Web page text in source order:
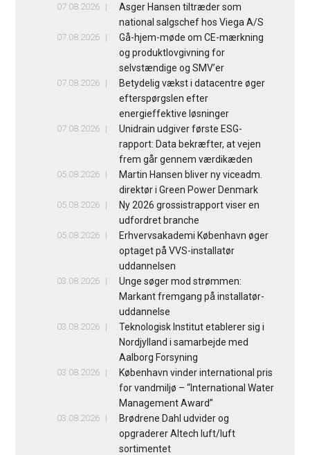
07.08.2026
Asger Hansen tiltræder som
national salgschef hos Viega A/S
07.08.2026
Gå-hjem-møde om CE-mærkning
og produktlovgivning for
selvstændige og SMV’er
07.08.2026
Betydelig vækst i datacentre øger
efterspørgslen efter
energieffektive løsninger
07.08.2026
Unidrain udgiver første ESG-
rapport: Data bekræfter, at vejen
frem går gennem værdikæden
05.08.2026
Martin Hansen bliver ny viceadm.
direktør i Green Power Denmark
05.08.2026
Ny 2026 grossistrapport viser en
udfordret branche
05.08.2026
Erhvervsakademi København øger
optaget på VVS-installatør
uddannelsen
03.08.2026
Unge søger mod strømmen:
Markant fremgang på installatør-
uddannelse
03.08.2026
Teknologisk Institut etablerer sig i
Nordjylland i samarbejde med
Aalborg Forsyning
03.08.2026
København vinder international pris
for vandmiljø – “International Water
Management Award”
03.08.2026
Brødrene Dahl udvider og
opgraderer Altech luft/luft
sortimentet